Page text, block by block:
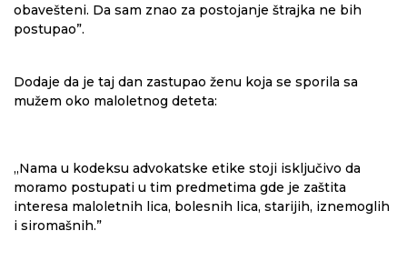
obavešteni. Da sam znao za postojanje štrajka ne bih
postupao”.
Dodaje da je taj dan zastupao ženu koja se sporila sa
mužem oko maloletnog deteta:
„Nama u kodeksu advokatske etike stoji isključivo da
moramo postupati u tim predmetima gde je zaštita
interesa maloletnih lica, bolesnih lica, starijih, iznemoglih
i siromašnih.”